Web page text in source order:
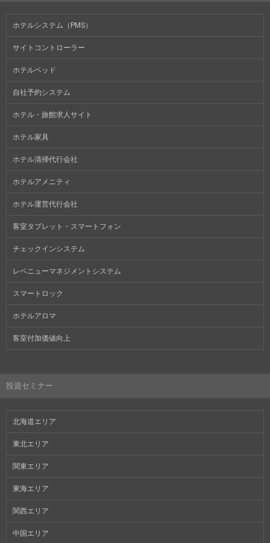
ホテルシステム（PMS）
サイトコントローラー
ホテルベッド
自社予約システム
ホテル・旅館求人サイト
ホテル家具
ホテル清掃代行会社
ホテルアメニティ
ホテル運営代行会社
客室タブレット・スマートフォン
チェックインシステム
レベニューマネジメントシステム
スマートロック
ホテルアロマ
客室付加価値向上
投資セミナー
北海道エリア
東北エリア
関東エリア
東海エリア
関西エリア
中国エリア